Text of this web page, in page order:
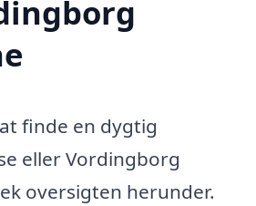
finde en dygtig
eller Vordingborg
oversigten herunder.